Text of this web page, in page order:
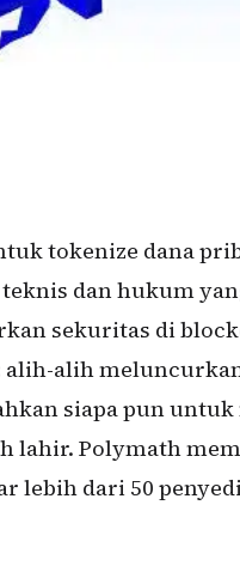
tokenize dana
dan hukum
sekuritas di
alih-alih
siapa pun
lahir. Polymath
lebih dari 50